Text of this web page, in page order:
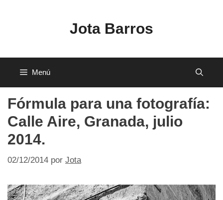
Jota Barros
Menú
Fórmula para una fotografía:
Calle Aire, Granada, julio
2014.
02/12/2014 por Jota